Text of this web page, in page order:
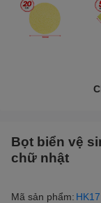
Bọt biển vệ
chữ nhật
Mã sản phẩm: